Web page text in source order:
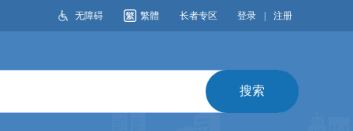
无障碍 繁體 长者专区 登录 注册
搜索